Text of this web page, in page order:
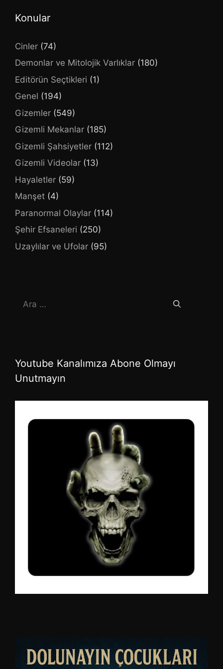
Konular
Cinler (74)
Demonlar ve Mitolojik Varlıklar (180)
Editörün Seçtikleri (1)
Genel (194)
Gizemler (549)
Gizemli Mekanlar (185)
Gizemli Şahsiyetler (112)
Gizemli Videolar (13)
Hayaletler (59)
Manşet (4)
Paranormal Olaylar (114)
Şehir Efsaneleri (250)
Uzaylılar ve Ufolar (95)
ara
Youtube Kanalımıza Abone Olmayı
Unutmayın